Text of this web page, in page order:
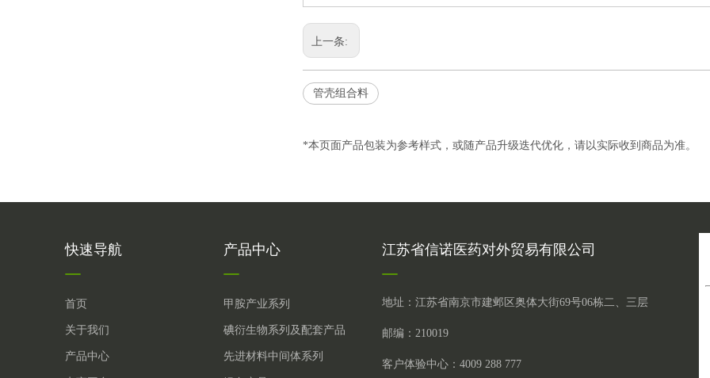
上一条:
管壳组合料
*本页面产品包装为参考样式，或随产品升级迭代优化，请以实际收到商品为准。
快速导航
首页
关于我们
产品中心
产品中心
甲胺产业系列
碘衍生物系列及配套产品
先进材料中间体系列
江苏省信诺医药对外贸易有限公司
地址：江苏省南京市建邺区奥体大街69号06栋二、三层
邮编：210019
客户体验中心：4009 288 777